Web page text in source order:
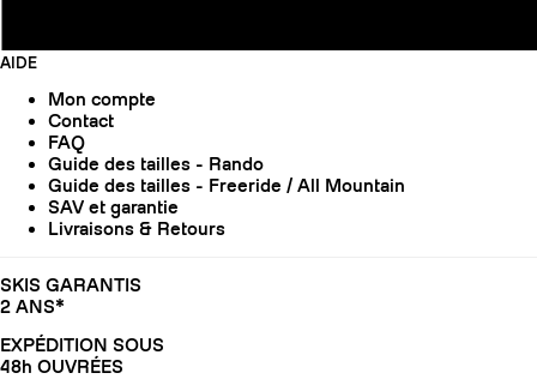
AIDE
Mon compte
Contact
FAQ
Guide des tailles - Rando
Guide des tailles - Freeride / All Mountain
SAV et garantie
Livraisons & Retours
SKIS GARANTIS
2 ANS*
EXPÉDITION SOUS
48h OUVRÉES